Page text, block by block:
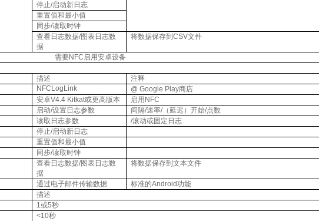
停止/启动新日志
重置值和最小值
同步/读取时钟
查看日志数据/图表日志数
据
将数据保存到CSV文件
需要NFC 启用安卓设备
描述
注释
NFCLogLink @ Google Play商店
安卓V4.4 Kitkat或更高版本 启用 NFC
启动/设置日志参数 间隔/速率/（延迟）开始/点数
读取日志参数
/滚动或固定日志
停止/启动新日志
重置值和最小值
同步/读取时钟
查看日志数据/图表日志数
据
将数据保存到文本文件
通过电子邮件传输数据 标准的Android功能
描述
1或5秒
<10秒